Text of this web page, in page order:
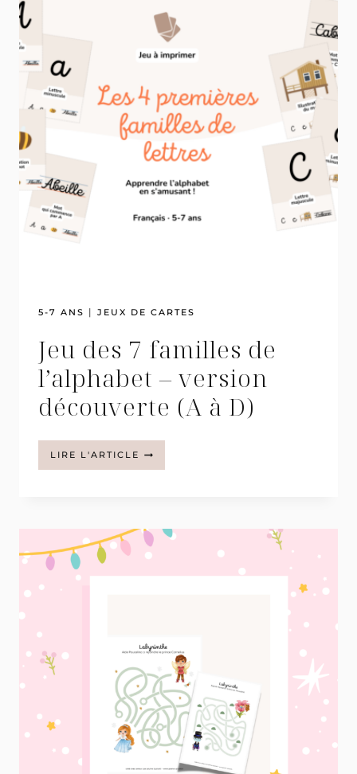
5-7 ANS | JEUX DE CARTES
Jeu des 7 familles de
l’alphabet – version
découverte (A à D)
LIRE L'ARTICLE JEU
DES
–
VERSION
DÉCOUVERTE
(A